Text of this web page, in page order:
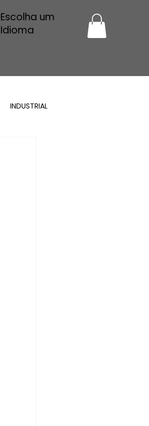
Escolha um
Idioma
INDUSTRIAL